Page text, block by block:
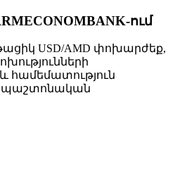
ում
USD/AMD փոխարժեք,
համեմատություն
պաշտոնական